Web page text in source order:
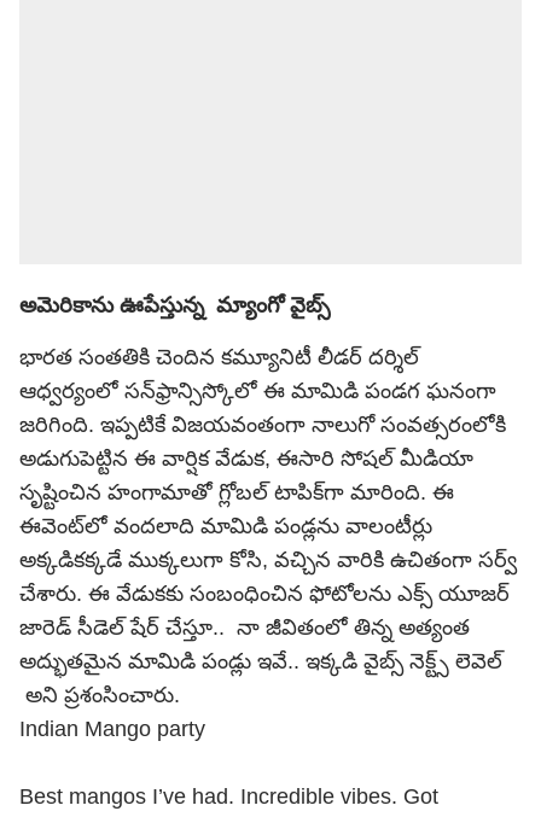
అమెరికాను ఊపేస్తున్న మ్యాంగో వైబ్స్
భారత సంతతికి చెందిన కమ్యూనిటీ లీడర్ దర్శిల్
ఆధ్వర్యంలో సన్‌ఫ్రాన్సిస్కోలో ఈ మామిడి పండగ ఘనంగా
జరిగింది. ఇప్పటికే విజయవంతంగా నాలుగో సంవత్సరంలోకి
అడుగుపెట్టిన ఈ వార్షిక వేడుక, ఈసారి సోషల్ మీడియా
సృష్టించిన హంగామాతో గ్లోబల్ టాపిక్‌గా మారింది. ఈ
ఈవెంట్‌లో వందలాది మామిడి పండ్లను వాలంటీర్లు
అక్కడికక్కడే ముక్కలుగా కోసి, వచ్చిన వారికి ఉచితంగా సర్వ్
చేశారు. ఈ వేడుకకు సంబంధించిన ఫోటోలను ఎక్స్ యూజర్
జారెడ్ సీడెల్ షేర్ చేస్తూ.. నా జీవితంలో తిన్న అత్యంత
అద్భుతమైన మామిడి పండ్లు ఇవే.. ఇక్కడి వైబ్స్ నెక్ట్స్ లెవెల్
అని ప్రశంసించారు.
Indian Mango party
Best mangos I’ve had. Incredible vibes. Got